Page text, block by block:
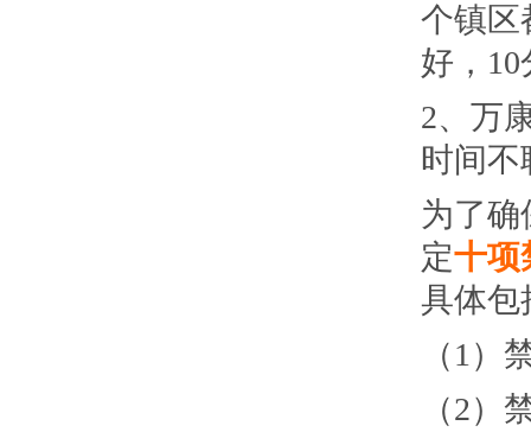
个镇区
好，
2、万
时间不
为了
定十项
具体包
（1）
（2）